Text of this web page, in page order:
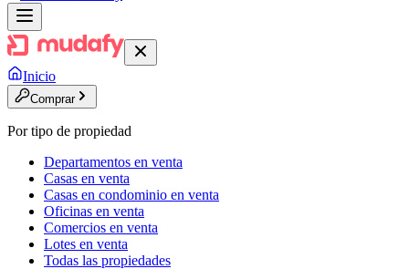
Inicio
Comprar
Por tipo de propiedad
Departamentos en venta
Casas en venta
Casas en condominio en venta
Oficinas en venta
Comercios en venta
Lotes en venta
Todas las propiedades